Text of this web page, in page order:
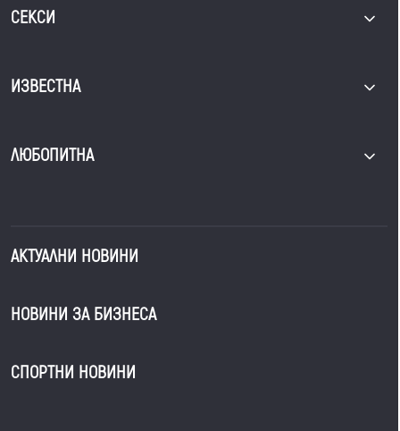
СЕКСИ
ИЗВЕСТНА
ЛЮБОПИТНА
АКТУАЛНИ НОВИНИ
НОВИНИ ЗА БИЗНЕСА
СПОРТНИ НОВИНИ